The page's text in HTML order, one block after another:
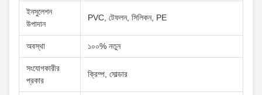
ইনসুলেশন
উপাদান
PVC, টেফলন, সিলিকন, PE
অবস্থা ১০০% নতুন
সংযোগকারীর
প্রকার
ক্রিম্প, সোল্ডার